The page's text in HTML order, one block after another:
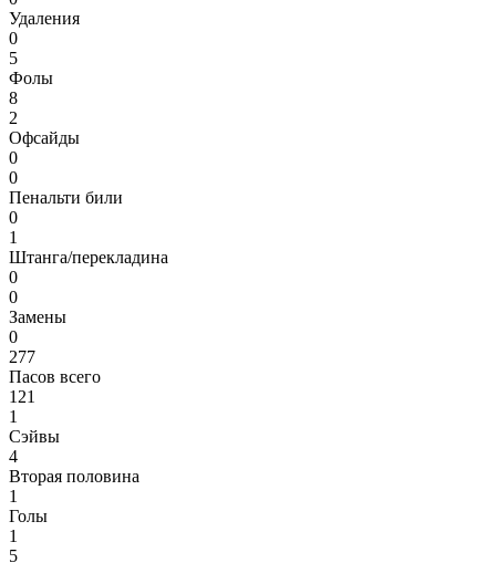
Удаления
0
5
Фолы
8
2
Офсайды
0
0
Пенальти били
0
1
Штанга/перекладина
0
0
Замены
0
277
Пасов всего
121
1
Сэйвы
4
Вторая половина
1
Голы
1
5